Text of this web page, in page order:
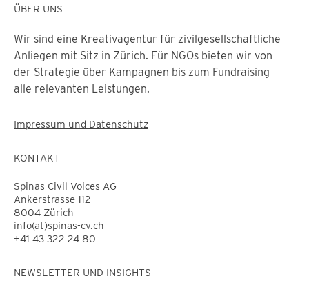
ÜBER UNS
Wir sind eine Kreativagentur für zivilgesellschaftliche
Anliegen mit Sitz in Zürich. Für NGOs bieten wir von
der Strategie über Kampagnen bis zum Fundraising
alle relevanten Leistungen.
Impressum und Datenschutz
KONTAKT
Spinas Civil Voices AG
Ankerstrasse 112
8004 Zürich
info(at)spinas-cv.ch
+41 43 322 24 80
NEWSLETTER UND INSIGHTS